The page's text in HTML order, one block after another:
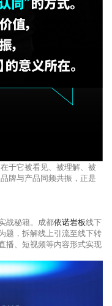
于它被看见、被理解、被
牌与产品同频共振，正是
战秘籍。成都依诺岩板线下
题，拆解线上引流至线下转
播、短视频等内容形式实现